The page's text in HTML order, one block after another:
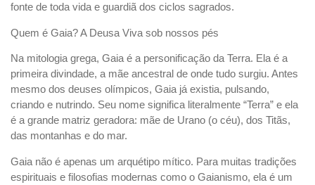
fonte de toda vida e guardiã dos ciclos sagrados.
Quem é Gaia? A Deusa Viva sob nossos pés
Na mitologia grega, Gaia é a personificação da Terra. Ela é a
primeira divindade, a mãe ancestral de onde tudo surgiu. Antes
mesmo dos deuses olímpicos, Gaia já existia, pulsando,
criando e nutrindo. Seu nome significa literalmente “Terra” e ela
é a grande matriz geradora: mãe de Urano (o céu), dos Titãs,
das montanhas e do mar.
Gaia não é apenas um arquétipo mítico. Para muitas tradições
espirituais e filosofias modernas como o Gaianismo, ela é um